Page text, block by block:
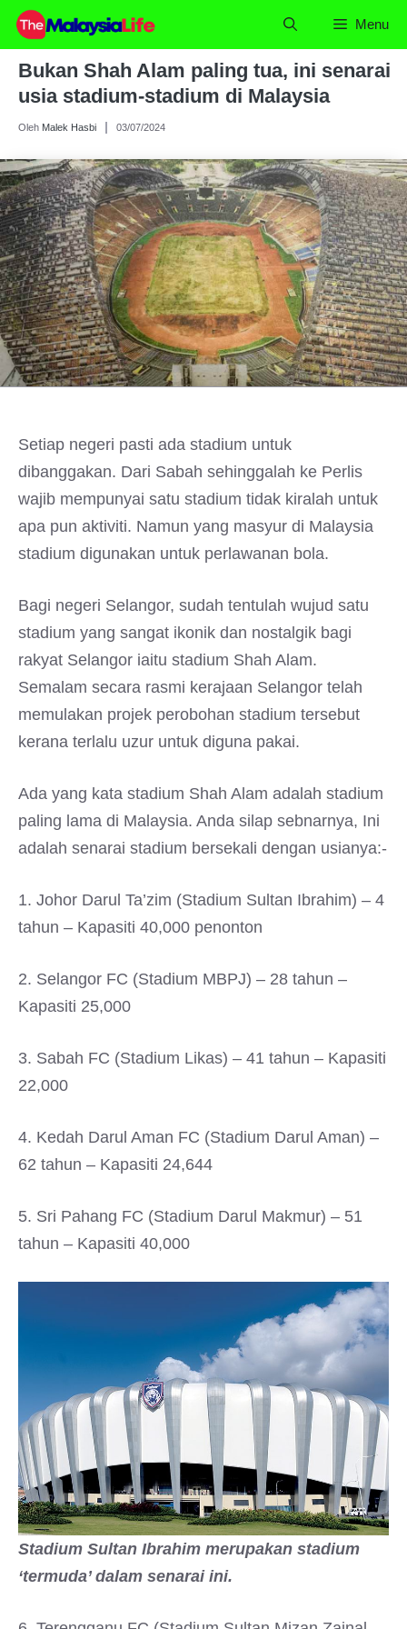
Skip
content
Menu
Bukan Shah Alam paling tua, ini senarai
usia stadium-stadium di Malaysia
Oleh Malek Hasbi 03/07/2024
Setiap negeri pasti ada stadium untuk
dibanggakan. Dari Sabah sehinggalah ke Perlis
wajib mempunyai satu stadium tidak kiralah untuk
apa pun aktiviti. Namun yang masyur di Malaysia
stadium digunakan untuk perlawanan bola.
Bagi negeri Selangor, sudah tentulah wujud satu
stadium yang sangat ikonik dan nostalgik bagi
rakyat Selangor iaitu stadium Shah Alam.
Semalam secara rasmi kerajaan Selangor telah
memulakan projek perobohan stadium tersebut
kerana terlalu uzur untuk diguna pakai.
Ada yang kata stadium Shah Alam adalah stadium
paling lama di Malaysia. Anda silap sebnarnya, Ini
adalah senarai stadium bersekali dengan usianya:-
1. Johor Darul Ta’zim (Stadium Sultan Ibrahim) – 4
tahun – Kapasiti 40,000 penonton
2. Selangor FC (Stadium MBPJ) – 28 tahun –
Kapasiti 25,000
3. Sabah FC (Stadium Likas) – 41 tahun – Kapasiti
22,000
4. Kedah Darul Aman FC (Stadium Darul Aman) –
62 tahun – Kapasiti 24,644
5. Sri Pahang FC (Stadium Darul Makmur) – 51
tahun – Kapasiti 40,000
Stadium Sultan Ibrahim merupakan stadium
‘termuda’ dalam senarai ini.